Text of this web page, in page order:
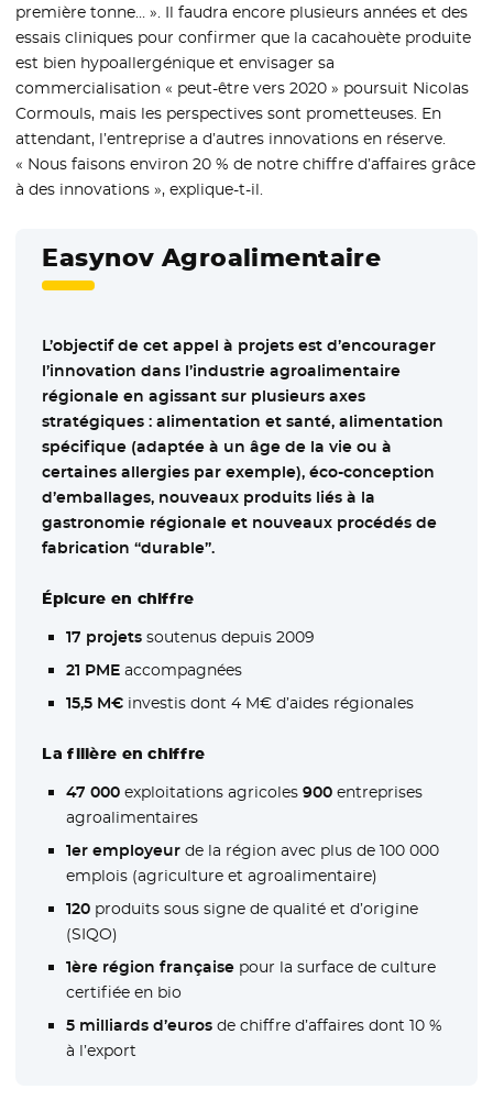
première tonne… ». Il faudra encore plusieurs années et des
essais cliniques pour confirmer que la cacahouète produite
est bien hypoallergénique et envisager sa
commercialisation « peut-être vers 2020 » poursuit Nicolas
Cormouls, mais les perspectives sont prometteuses. En
attendant, l’entreprise a d’autres innovations en réserve.
« Nous faisons environ 20 % de notre chiffre d’affaires grâce
à des innovations », explique-t-il.
Easynov Agroalimentaire
L’objectif de cet appel à projets est d’encourager
l’innovation dans l’industrie agroalimentaire
régionale en agissant sur plusieurs axes
stratégiques : alimentation et santé, alimentation
spécifique (adaptée à un âge de la vie ou à
certaines allergies par exemple), éco-conception
d’emballages, nouveaux produits liés à la
gastronomie régionale et nouveaux procédés de
fabrication “durable”.
Épicure en chiffre
17 projetssoutenus depuis 2009
21 PMEaccompagnées
15,5 M€investis dont 4 M€ d’aides régionales
La filière en chiffre
47 000exploitations agricoles 900entreprises
agroalimentaires
1er employeurde la région avec plus de 100 000
emplois (agriculture et agroalimentaire)
120produits sous signe de qualité et d’origine
(SIQO)
1ère région françaisepour la surface de culture
certifiée en bio
5 milliards d’eurosde chiffre d’affaires dont 10 %
à l’export